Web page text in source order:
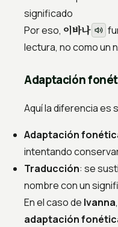
significado
Por eso, 이바나
lectura, no como un
Adaptación
Aquí la diferencia es
Adaptación
intentando
Traducción: se
nombre con un
En el caso de Ivanna
adaptación